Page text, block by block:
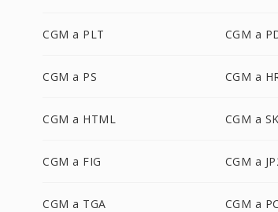
CGM a PLT CGM a
CGM a PS CGM a
CGM a HTML CGM a SK
CGM a FIG CGM a
CGM a TGA CGM a